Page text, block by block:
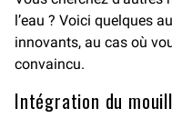
l’eau ? Voici quelques
innovants, au cas où
convaincu.
Intégration du